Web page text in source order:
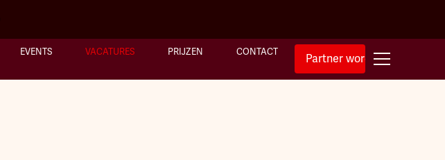
EVENTS VACATURES PRIJZEN CONTACT Partner worden